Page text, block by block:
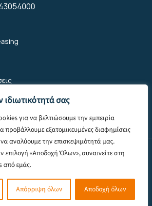
σας
για να βελτιώσουμε την εμπειρία
προβάλλουμε εξατομικευμένες διαφημίσεις
αναλύουμε την επισκεψιμότητά μας.
επιλογή «Αποδοχή Όλων», συναινείτε στη
από εμάς.
Απόρριψη όλων Αποδοχή όλων
-
Powered by Pixelone